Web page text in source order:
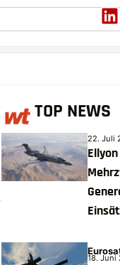
TOP NEWS
22. Juli
18. Juni